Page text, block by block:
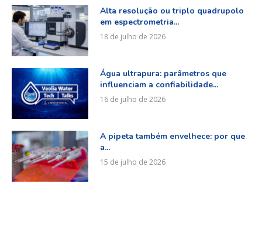
Alta resolução ou triplo quadrupolo
em espectrometria...
18 de julho de 2026
Água ultrapura: parâmetros que
influenciam a confiabilidade...
16 de julho de 2026
A pipeta também envelhece: por que
a...
15 de julho de 2026